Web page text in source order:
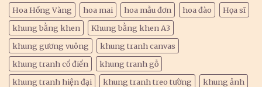
Hoa Hồng Vàng
hoa mai hoa mẫu đơn hoa đào
Họa sĩ
khung bằng khen
Khung bằng khen A3
khung gương vuông
khung tranh canvas
khung tranh cổ điển
khung tranh gỗ
khung tranh hiện đại
khung tranh treo tường
khung ảnh